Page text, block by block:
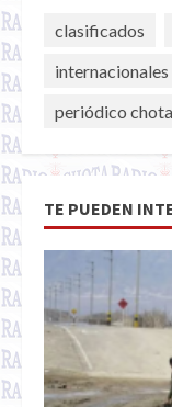
clasificados
internacionales
periódico chota
TE PUEDEN